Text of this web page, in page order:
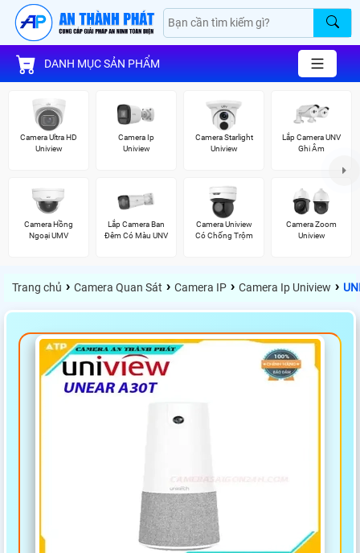
DANH MỤC SẢN PHẨM
Camera Ultra HD
Uniview
Camera Ip
Uniview
Camera Starlight
Uniview
Lắp Camera UNV
Ghi Âm
Camera Hồng
Ngoại UMV
Lắp Camera Ban
Đêm Có Màu UNV
Camera Uniview
Có Chống Trộm
Camera Zoom
Uniview
Trang chủ › Camera Quan Sát › Camera IP › Camera Ip Uniview ›